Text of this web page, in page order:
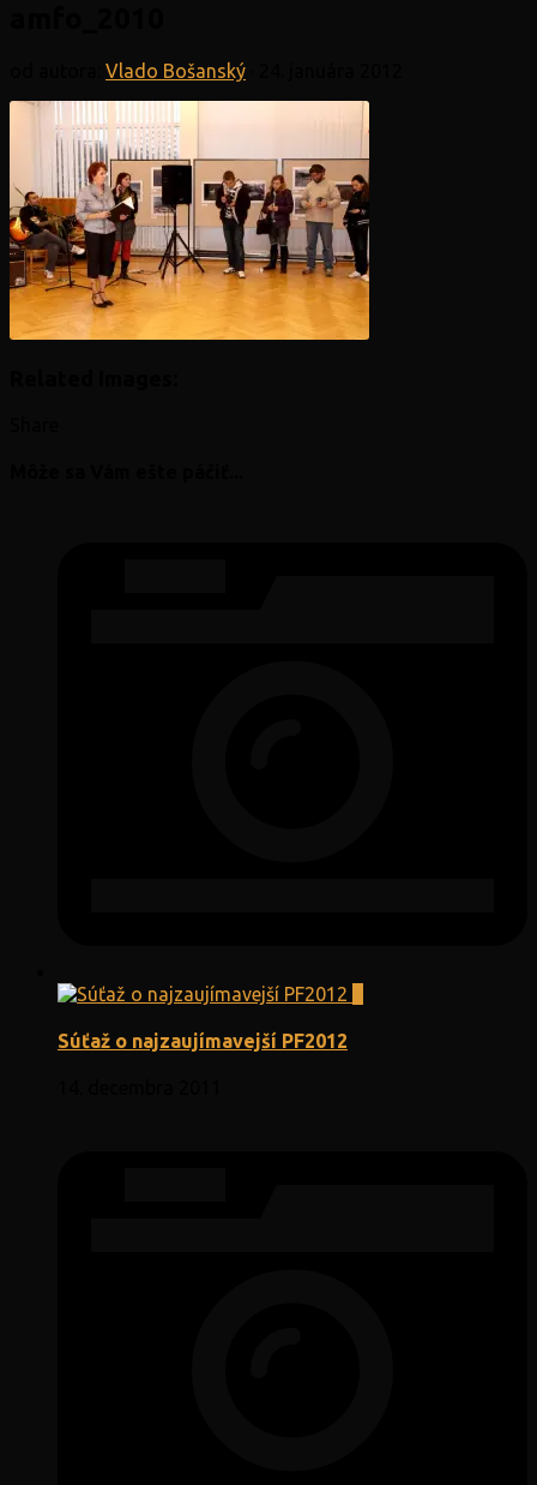
Vlado Bošanský
Súťaž o najzaujímavejší PF2012